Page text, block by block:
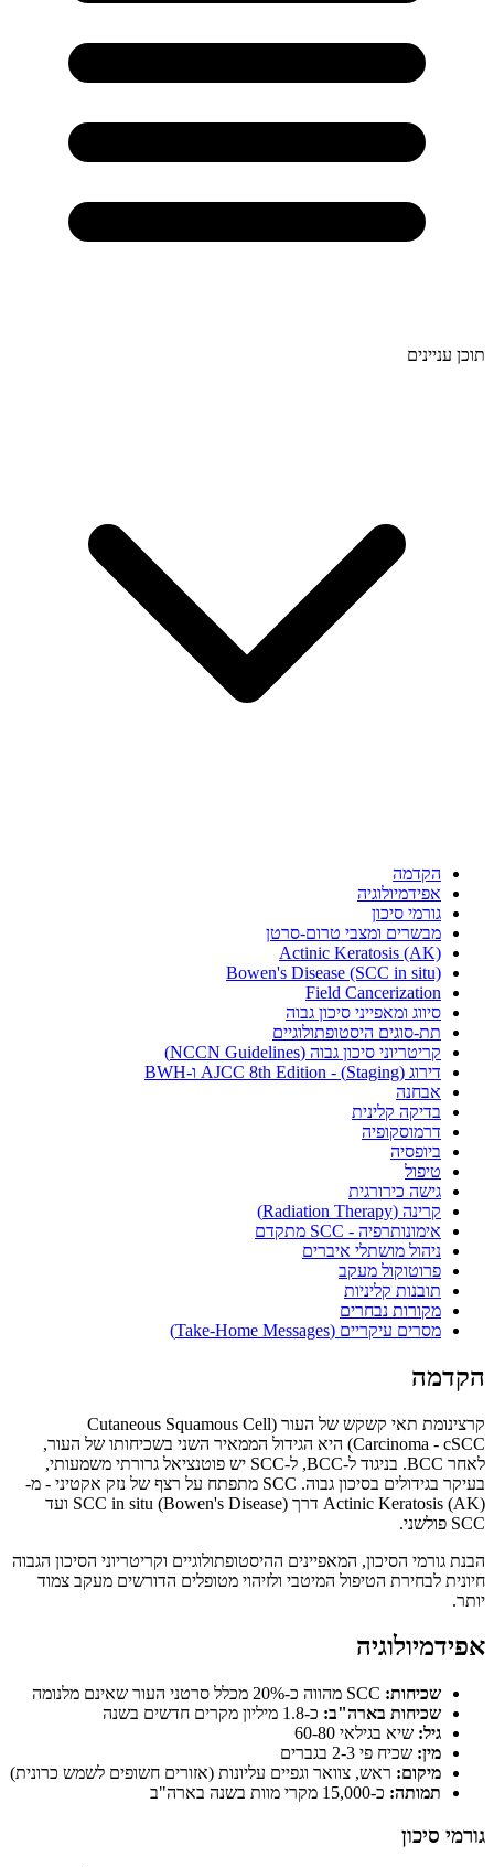
תוכן עניינים
הקדמה
אפידמיולוגיה
גורמי סיכון
מבשרים ומצבי טרום-סרטן
Actinic Keratosis (AK)
Bowen's Disease (SCC in situ)
Field Cancerization
סיווג ומאפייני סיכון גבוה
תת-סוגים היסטופתולוגיים
קריטריוני סיכון גבוה (NCCN Guidelines)
דירוג (Staging) - AJCC 8th Edition ו-BWH
אבחנה
בדיקה קלינית
דרמוסקופיה
ביופסיה
טיפול
גישה כירורגית
קרינה (Radiation Therapy)
אימונותרפיה - SCC מתקדם
ניהול מושתלי איברים
פרוטוקול מעקב
תובנות קליניות
מקורות נבחרים
מסרים עיקריים (Take-Home Messages)
הקדמה
קרצינומת תאי קשקש של העור (Cutaneous Squamous Cell
Carcinoma - cSCC) היא הגידול הממאיר השני בשכיחותו של העור,
לאחר BCC. בניגוד ל-BCC, ל-SCC יש פוטנציאל גרורתי משמעותי,
בעיקר בגידולים בסיכון גבוה. SCC מתפתח על רצף של נזק אקטיני - מ-
Actinic Keratosis (AK) דרך SCC in situ (Bowen's Disease) ועד
SCC פולשני.
הבנת גורמי הסיכון, המאפיינים ההיסטופתולוגיים וקריטריוני הסיכון הגבוה
חיונית לבחירת הטיפול המיטבי ולזיהוי מטופלים הדורשים מעקב צמוד
יותר.
אפידמיולוגיה
שכיחות:
שכיחות בארה"ב: כ-1.8 מיליון מקרים חדשים בשנה
גיל: שיא בגילאי 60-80
מין: שכיח פי 2-3 בגברים
מיקום: ראש, צוואר וגפיים עליונות (אזורים חשופים לשמש כרונית)
תמותה: כ-15,000 מקרי מוות בשנה בארה"ב
גורמי סיכון